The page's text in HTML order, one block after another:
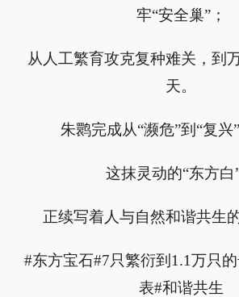
牢“安全巢”；
从人工繁育攻克复种难关，到
天。
朱鹮完成从“濒危”到“复兴
这抹灵动的“东方白”
正续写着人与自然和谐共生
#东方宝石#7只繁衍到1.1万只
表#和谐共生